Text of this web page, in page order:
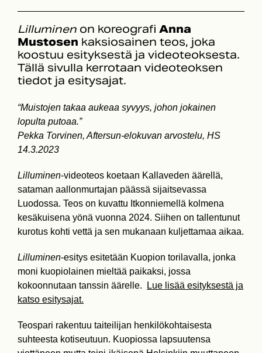
Lilluminen on koreografi Anna
Mustosen kaksiosainen teos, joka
koostuu esityksestä ja videoteoksesta.
Tällä sivulla kerrotaan videoteoksen
tiedot ja esitysajat.
“Muistojen takaa aukeaa syvyys, johon jokainen
lopulta putoaa.”
Pekka Torvinen, Aftersun-elokuvan arvostelu, HS
14.3.2023
Lilluminen-videoteos koetaan Kallaveden äärellä,
sataman aallonmurtajan päässä sijaitsevassa
Luodossa. Teos on kuvattu Itkonniemellä kolmena
kesäkuisena yönä vuonna 2024. Siihen on tallentunut
kurotus kohti vettä ja sen mukanaan kuljettamaa aikaa.
Lilluminen-esitys esitetään Kuopion torilavalla, jonka
moni kuopiolainen mieltää paikaksi, jossa
kokoonnutaan tanssin äärelle.
Lue lisää esityksestä ja
katso esitysajat.
Teospari rakentuu taiteilijan henkilökohtaisesta
suhteesta kotiseutuun. Kuopiossa lapsuutensa